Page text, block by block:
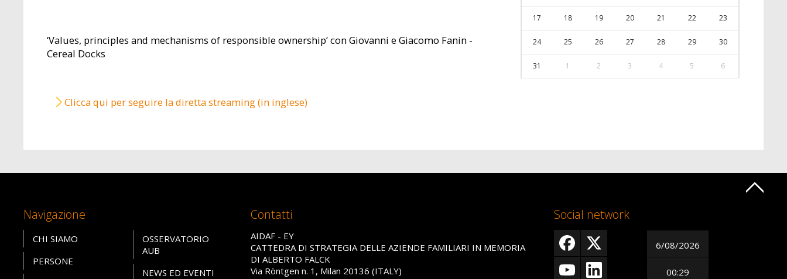
‘Values, principles and mechanisms of responsible ownership’ con Giovanni e Giacomo Fanin -
Cereal Docks
Clicca qui per seguire la diretta streaming (in inglese)
17 18 19 20 21 22 23
24 25 26 27 28 29 30
31 1 2 3 4 5 6
Navigazione
CHI SIAMO
PERSONE
OSSERVATORIO
AUB
NEWS ED EVENTI
Contatti
AIDAF - EY
CATTEDRA DI STRATEGIA DELLE AZIENDE FAMILIARI IN MEMORIA
DI ALBERTO FALCK
Via Röntgen n. 1, Milan 20136 (ITALY)
Social network
6/08/2026
00:29